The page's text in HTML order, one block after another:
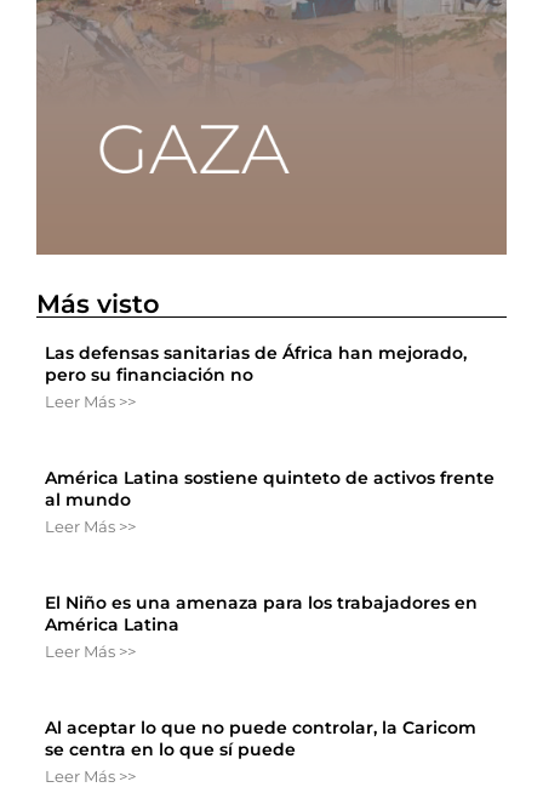
Más visto
Las defensas sanitarias de África han mejorado,
pero su financiación no
Leer Más >>
América Latina sostiene quinteto de activos frente
al mundo
Leer Más >>
El Niño es una amenaza para los trabajadores en
América Latina
Leer Más >>
Al aceptar lo que no puede controlar, la Caricom
se centra en lo que sí puede
Leer Más >>